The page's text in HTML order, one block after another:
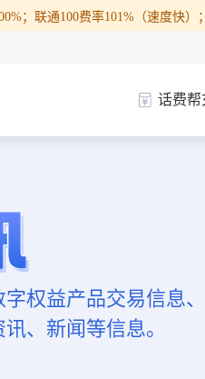
；联通100费率101%（速度快）
话费帮
权益产品交易信息
、新闻等信息。